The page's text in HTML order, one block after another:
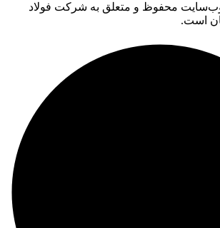
محفوظ و متعلق به شرکت فولاد
است.